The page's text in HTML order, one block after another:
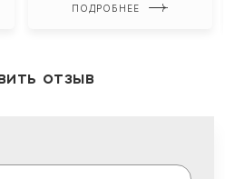
ПОДРОБНЕЕ
отзыв